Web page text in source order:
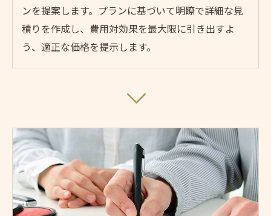
ンを提案します。プランに基づいて明瞭で詳細な見
積りを作成し、費用対効果を最大限に引き出すよ
う、適正な価格を提示します。